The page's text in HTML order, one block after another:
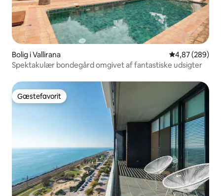
Bolig i Vallirana 4,87 ud af 5 i
4,87 (289)
Spektakulær bondegård omgivet af fantastiske udsigter
Gæstefavorit
Gæstefavorit